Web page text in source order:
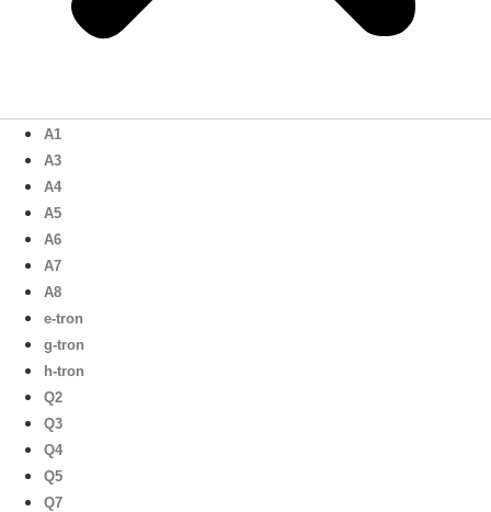
A1
A3
A4
A5
A6
A7
A8
e-tron
g-tron
h-tron
Q2
Q3
Q4
Q5
Q7